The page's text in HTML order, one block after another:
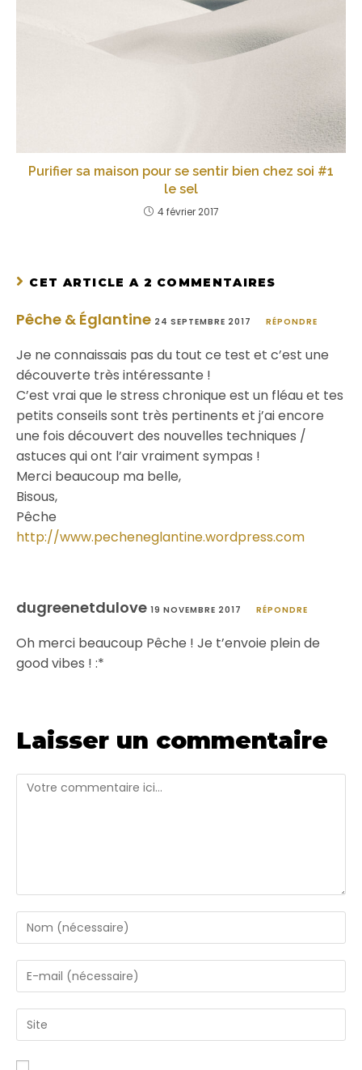
Purifier sa maison pour se sentir bien chez soi #1
le sel
4 février 2017
CET ARTICLE A 2 COMMENTAIRES
Pêche & Églantine 24 SEPTEMBRE 2017 RÉPONDRE
Je ne connaissais pas du tout ce test et c’est une
découverte très intéressante !
C’est vrai que le stress chronique est un fléau et tes
petits conseils sont très pertinents et j’ai encore
une fois découvert des nouvelles techniques /
astuces qui ont l’air vraiment sympas !
Merci beaucoup ma belle,
Bisous,
Pêche
http://www.pecheneglantine.wordpress.com
dugreenetdulove 19 NOVEMBRE 2017 RÉPONDRE
Oh merci beaucoup Pêche ! Je t’envoie plein de
good vibes ! :*
Laisser un commentaire